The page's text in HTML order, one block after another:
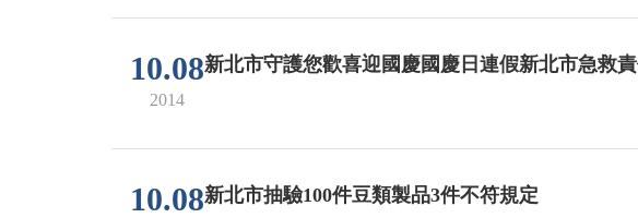
10.08
2014
新北市守護您歡喜迎國慶國慶日連假新北市急救
10.08新北市抽驗100件豆類製品3件不符規定